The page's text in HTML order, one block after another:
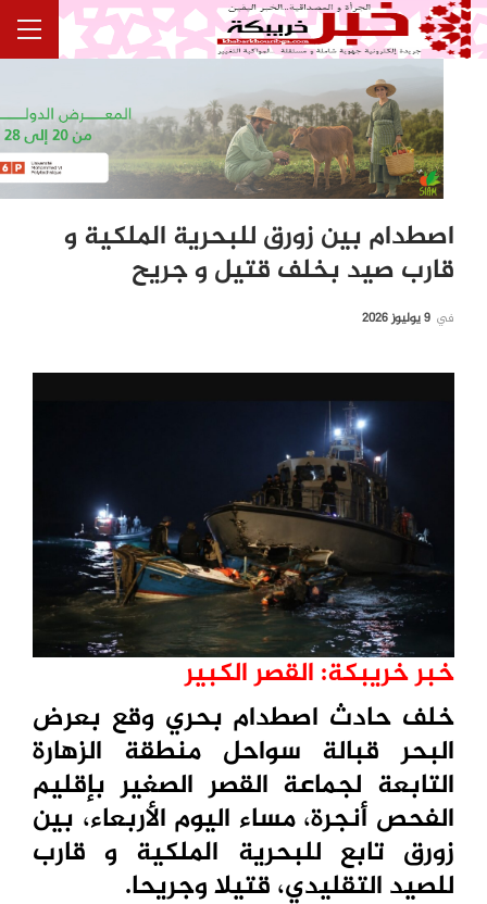
اصطدام بين زورق للبحرية الملكية و
قارب صيد بخلف قتيل و جريح
في 9 يوليوز 2026
خبر خريبكة: القصر الكبير
خلف حادث اصطدام بحري وقع بعرض
البحر قبالة سواحل منطقة الزهارة
التابعة لجماعة القصر الصغير بإقليم
الفحص أنجرة،مساء اليوم الأربعاء، بين
زورق تابع للبحرية الملكية و قارب
للصيد التقليدي، قتيلا وجريحا.